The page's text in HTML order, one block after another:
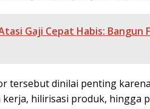
Gaji Cepat Habis: Bangun
tersebut dinilai penting
hilirisasi produk, hingga